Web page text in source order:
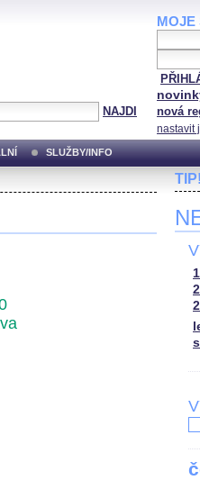
NAJDI
MOJE
nová
nastavit
SLUŽBY/INFO
TIP!